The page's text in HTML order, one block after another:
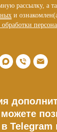
рассылку, а
и
Telegram